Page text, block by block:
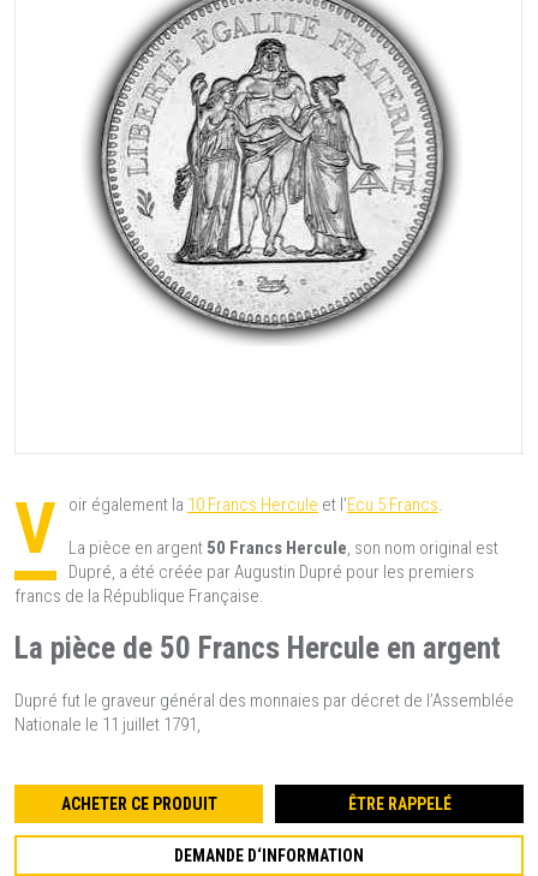
V oir également la 10 Francs Hercule et l’Ecu 5 Francs.
La pièce en argent 50 Francs Hercule, son nom original est
Dupré, a été créée par Augustin Dupré pour les premiers
francs de la République Française.
La pièce de 50 Francs Hercule en argent
Dupré fut le graveur général des monnaies par décret de l’Assemblée
Nationale le 11 juillet 1791,
ACHETER CE PRODUIT ÊTRE RAPPELÉ
DEMANDE D‘INFORMATION